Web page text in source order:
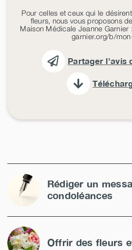
Pour celles et ceux qui le
fleurs, nous vous proposons
Maison Médicale Jeanne
garnier.org/b/
Partager l'avis
Rédiger un
condoléances
Offrir des fleurs